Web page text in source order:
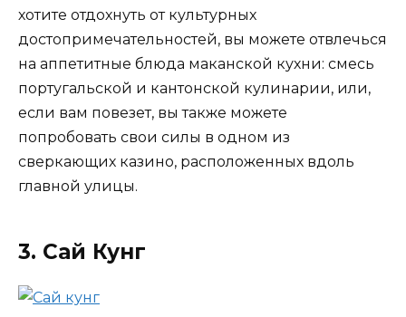
хотите отдохнуть от культурных
достопримечательностей, вы можете отвлечься
на аппетитные блюда маканской кухни: смесь
португальской и кантонской кулинарии, или,
если вам повезет, вы также можете
попробовать свои силы в одном из
сверкающих казино, расположенных вдоль
главной улицы.
3. Сай Кунг